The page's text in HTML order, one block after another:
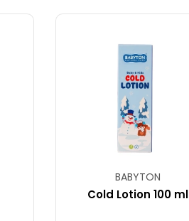
BABYTON
Cold Lotion 100 ml